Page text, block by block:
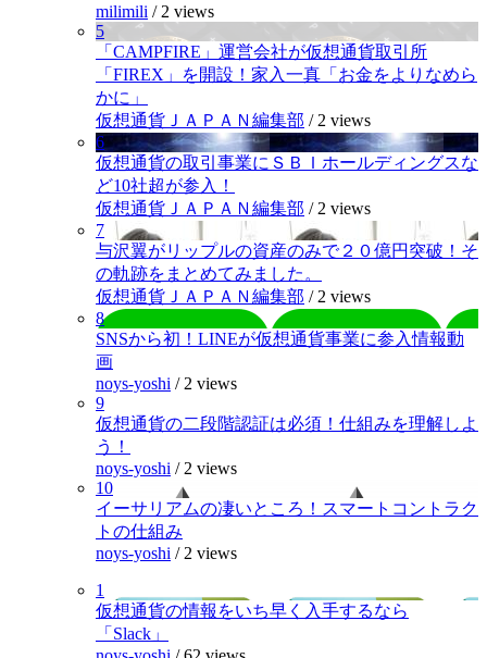
milimili / 2 views
5
「CAMPFIRE」運営会社が仮想通貨取引所
「FIREX」を開設！家入一真「お金をよりなめら
かに」
仮想通貨ＪＡＰＡＮ編集部 / 2 views
6
仮想通貨の取引事業にＳＢＩホールディングスな
ど10社超が参入！
仮想通貨ＪＡＰＡＮ編集部 / 2 views
7
与沢翼がリップルの資産のみで２０億円突破！そ
の軌跡をまとめてみました。
仮想通貨ＪＡＰＡＮ編集部 / 2 views
8
SNSから初！LINEが仮想通貨事業に参入情報動
画
noys-yoshi / 2 views
9
仮想通貨の二段階認証は必須！仕組みを理解しよ
う！
noys-yoshi / 2 views
10
イーサリアムの凄いところ！スマートコントラク
トの仕組み
noys-yoshi / 2 views
1
仮想通貨の情報をいち早く入手するなら
「Slack」